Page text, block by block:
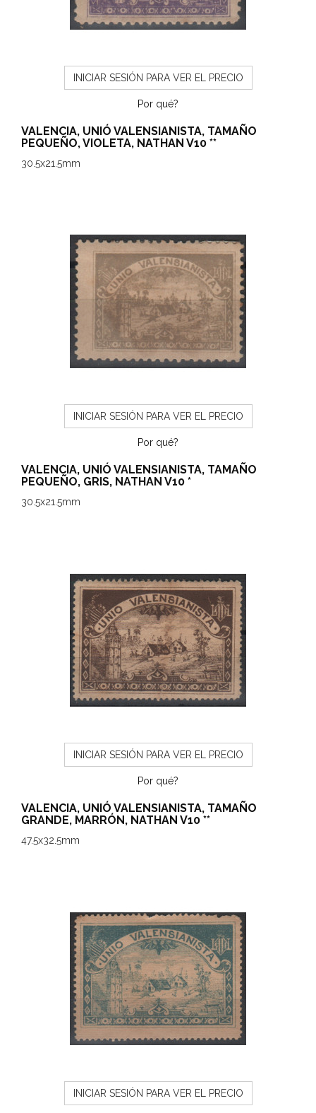
INICIAR SESIÓN PARA VER EL PRECIO
Por qué?
VALENCIA, UNIÓ VALENSIANISTA, TAMAÑO
PEQUEÑO, VIOLETA, NATHAN V10 **
30.5x21.5mm
INICIAR SESIÓN PARA VER EL PRECIO
Por qué?
VALENCIA, UNIÓ VALENSIANISTA, TAMAÑO
PEQUEÑO, GRIS, NATHAN V10 *
30.5x21.5mm
INICIAR SESIÓN PARA VER EL PRECIO
Por qué?
VALENCIA, UNIÓ VALENSIANISTA, TAMAÑO
GRANDE, MARRÓN, NATHAN V10 **
47.5x32.5mm
INICIAR SESIÓN PARA VER EL PRECIO